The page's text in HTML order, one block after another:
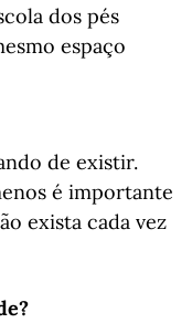
dos pés
espaço
de existir.
é importante
exista cada vez